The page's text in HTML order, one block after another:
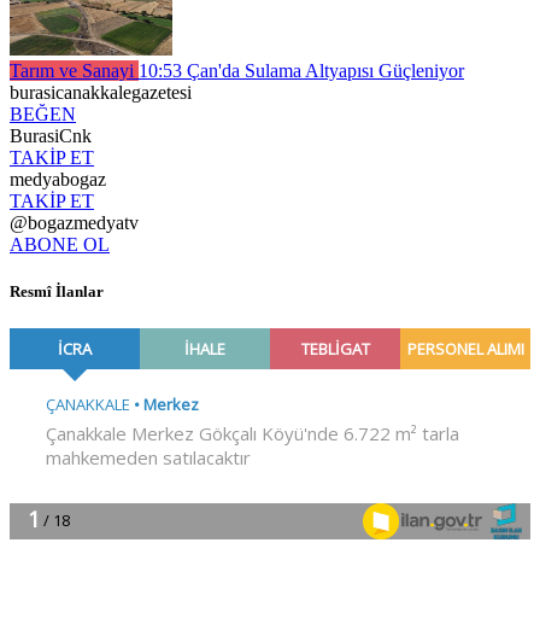
Tarım ve Sanayi 10:53 Çan'da Sulama Altyapısı Güçleniyor
burasicanakkalegazetesi
BEĞEN
BurasiCnk
TAKİP ET
medyabogaz
TAKİP ET
@bogazmedyatv
ABONE OL
Resmî İlanlar